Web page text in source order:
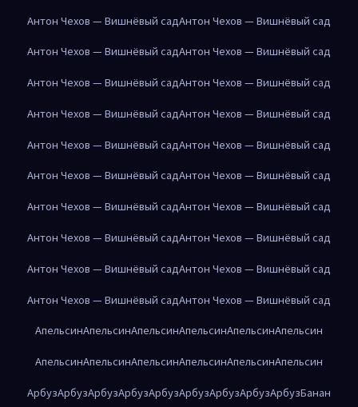
Антон Чехов — Вишнёвый садАнтон Чехов — Вишнёвый сад
Антон Чехов — Вишнёвый садАнтон Чехов — Вишнёвый сад
Антон Чехов — Вишнёвый садАнтон Чехов — Вишнёвый сад
Антон Чехов — Вишнёвый садАнтон Чехов — Вишнёвый сад
Антон Чехов — Вишнёвый садАнтон Чехов — Вишнёвый сад
Антон Чехов — Вишнёвый садАнтон Чехов — Вишнёвый сад
Антон Чехов — Вишнёвый садАнтон Чехов — Вишнёвый сад
Антон Чехов — Вишнёвый садАнтон Чехов — Вишнёвый сад
Антон Чехов — Вишнёвый садАнтон Чехов — Вишнёвый сад
Антон Чехов — Вишнёвый садАнтон Чехов — Вишнёвый сад
АпельсинАпельсинАпельсинАпельсинАпельсинАпельсин
АпельсинАпельсинАпельсинАпельсинАпельсинАпельсин
АрбузАрбузАрбузАрбузАрбузАрбузАрбузАрбузАрбузБанан